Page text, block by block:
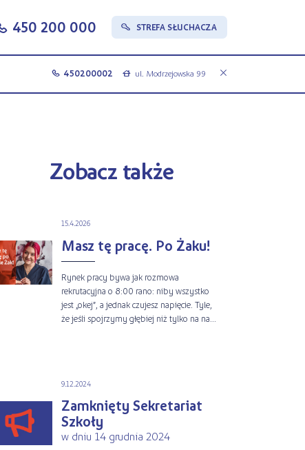
450 200 000 s STREFA SŁUCHACZA
c 450200002 a ul. Modrzejowska 99
Zobacz także
15.4.2026
Masz tę pracę. Po Żaku!
Rynek pracy bywa jak rozmowa
rekrutacyjna o 8:00 rano: niby wszystko
jest „okej”, a jednak czujesz napięcie. Tyle,
że jeśli spojrzymy głębiej niż tylko na na...
9.12.2024
Zamknięty Sekretariat
Szkoły
w dniu 14 grudnia 2024